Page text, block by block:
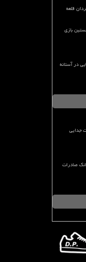
شاگردان قلعه
بازی
در آستانه
جدایی
صادرات